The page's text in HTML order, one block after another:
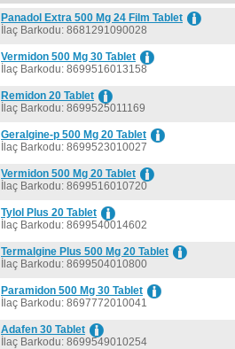
Panadol Extra 500 Mg 24 Film Tablet
İlaç Barkodu: 8681291090028
Vermidon 500 Mg 30 Tablet
İlaç Barkodu: 8699516013158
Remidon 20 Tablet
İlaç Barkodu: 8699525011169
Geralgine-p 500 Mg 20 Tablet
İlaç Barkodu: 8699523010027
Vermidon 500 Mg 20 Tablet
İlaç Barkodu: 8699516010720
Tylol Plus 20 Tablet
İlaç Barkodu: 8699540014602
Termalgine Plus 500 Mg 20 Tablet
İlaç Barkodu: 8699504010800
Paramidon 500 Mg 30 Tablet
İlaç Barkodu: 8697772010041
Adafen 30 Tablet
İlaç Barkodu: 8699549010254